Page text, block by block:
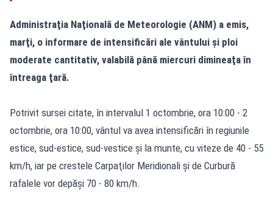
Administraţia Naţională de Meteorologie (ANM) a emis,
marţi, o informare de intensificări ale vântului şi ploi
moderate cantitativ, valabilă până miercuri dimineaţa în
întreaga ţară.
Potrivit sursei citate, în intervalul 1 octombrie, ora 10:00 - 2
octombrie, ora 10:00, vântul va avea intensificări în regiunile
estice, sud-estice, sud-vestice şi la munte, cu viteze de 40 - 55
km/h, iar pe crestele Carpaţilor Meridionali şi de Curbură
rafalele vor depăşi 70 - 80 km/h.